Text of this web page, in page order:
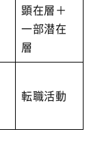
顕在層＋
一部潜在
層
転職活動